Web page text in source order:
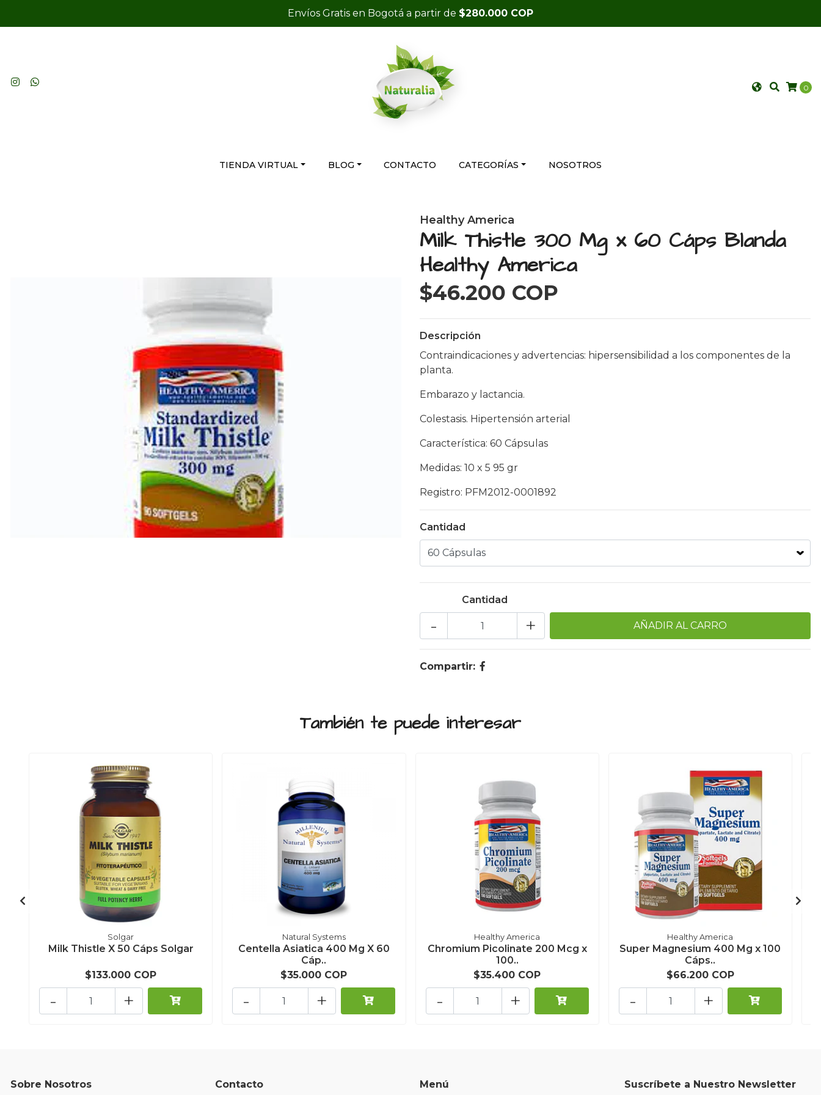
Envíos Gratis en Bogotá a partir de $280.000 COP
0
TIENDA VIRTUAL BLOG CONTACTO CATEGORÍAS NOSOTROS
Healthy America
Milk Thistle 300 Mg x 60 Cáps Blanda
Healthy America
$46.200 COP
Descripción
Contraindicaciones y advertencias: hipersensibilidad a los componentes de la
planta.
Embarazo y lactancia.
Colestasis. Hipertensión arterial
Característica: 60 Cápsulas
Medidas: 10 x 5 95 gr
Registro: PFM2012-0001892
Cantidad
Cantidad
+
-
Compartir:
También te puede interesar
Solgar
Milk Thistle X 50 Cáps Solgar
$133.000 COP
+
-
Natural Systems
Centella Asiatica 400 Mg X 60
Cáp..
$35.000 COP
+
-
Healthy America
Chromium Picolinate 200 Mcg x
100..
$35.400 COP
+
-
Healthy America
Super Magnesium 400 Mg x 100
Cáps..
$66.200 COP
+
-
Sobre Nosotros Contacto Menú Suscríbete a Nuestro Newsletter